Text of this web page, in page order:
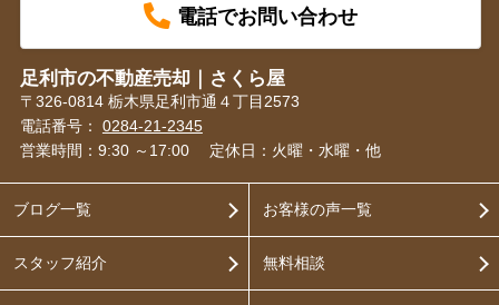
電話でお問い合わせ
足利市の不動産売却｜さくら屋
〒326-0814 栃木県足利市通４丁目2573
電話番号： 0284-21-2345
営業時間：9:30 ～17:00
定休日：火曜・水曜・他
ブログ一覧
スタッフ紹介
お客様の声一覧
無料相談